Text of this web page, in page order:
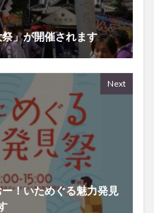
」が開催されます
Next
！いためぐる魅力発見